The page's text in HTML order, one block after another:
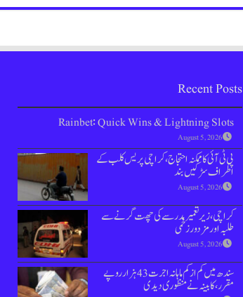
Recent Posts
Rainbet: Quick Wins & Lightning Slots
August 5, 2026
پی ٹی آئی کا ممکنہ احتجاج، کراچی پریس کلب کے
اطراف سڑکیں بند
August 5, 2026
کراچی، زیرتعمیر مدرسے کی چھت گرنے سے
طلبہ اور مزدور زخمی
August 5, 2026
سندھ میں کم از کم ماہانہ اجرت 43 ہزار روپے
مقرر،کابینہ نے منظوری دیدی